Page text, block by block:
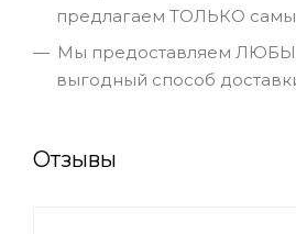
предлагаем ТОЛЬКО
Мы предоставляем
выгодный способ
Отзывы